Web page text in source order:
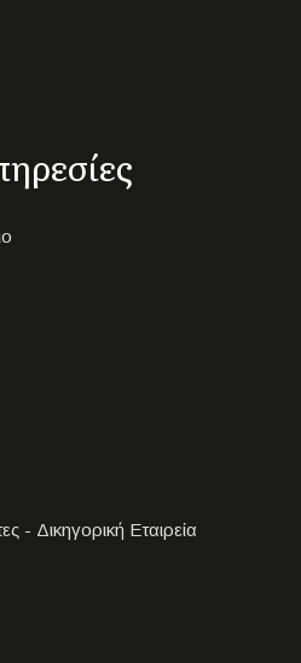
- Δικηγορική Εταιρεία